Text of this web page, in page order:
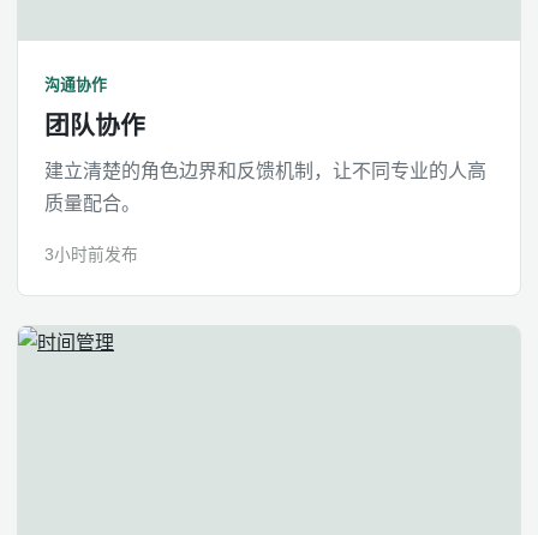
沟通协作
团队协作
建立清楚的角色边界和反馈机制，让不同专业的人高
质量配合。
3小时前发布